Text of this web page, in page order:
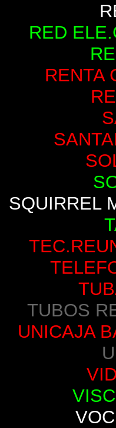
RED
RENTA
SQUIRREL
TUBOS
UNICAJA